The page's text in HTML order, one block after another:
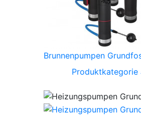
Brunnenpumpen
Produktkategorie